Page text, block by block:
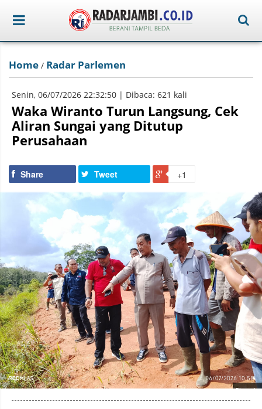
Home / Radar Parlemen
Senin, 06/07/2026 22:32:50 | Dibaca: 621 kali
Waka Wiranto Turun Langsung, Cek
Aliran Sungai yang Ditutup
Perusahaan
Share Tweet +1
Photo by